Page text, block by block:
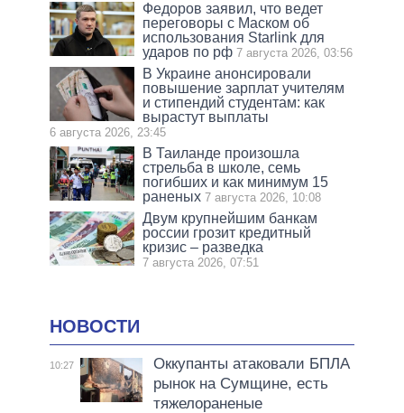
Федоров заявил, что ведет
переговоры с Маском об
использования Starlink для
ударов по рф 7 августа 2026, 03:56
В Украине анонсировали
повышение зарплат учителям
и стипендий студентам: как
вырастут выплаты
6 августа 2026, 23:45
В Таиланде произошла
стрельба в школе, семь
погибших и как минимум 15
раненых 7 августа 2026, 10:08
Двум крупнейшим банкам
россии грозит кредитный
кризис – разведка
7 августа 2026, 07:51
НОВОСТИ
10:27
Оккупанты атаковали БПЛА
рынок на Сумщине, есть
тяжелораненые